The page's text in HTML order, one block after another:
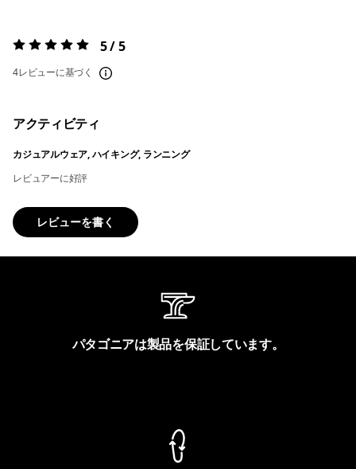
評価:5 / 5 5 / 5
4レビューに基づく
アクティビティ
カジュアルウェア, ハイキング, ランニング
レビュアーに好評
レビューを書く
パタゴニアは製品を保証しています。